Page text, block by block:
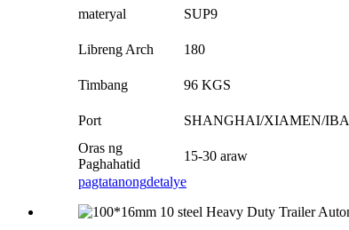
materyal SUP9
Libreng Arch 180
Timbang 96 KGS
Port SHANGHAI/XIAMEN/IBA
Oras ng
Paghahatid
15-30 araw
pagtatanongdetalye